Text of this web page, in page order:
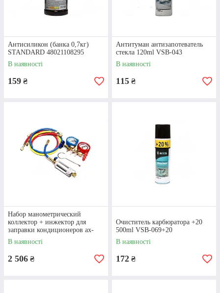
Антисиликон (банка 0,7кг)
STANDARD 48021108295
В наявності
159 ₴
Антитуман антизапотеватель
стекла 120ml VSB-043
В наявності
115 ₴
Набор манометрический
коллектор + инжектор для
заправки кондиционеров ax-
1112
В наявності
2 506 ₴
Очиститель карбюратора +20
500ml VSB-069+20
В наявності
172 ₴